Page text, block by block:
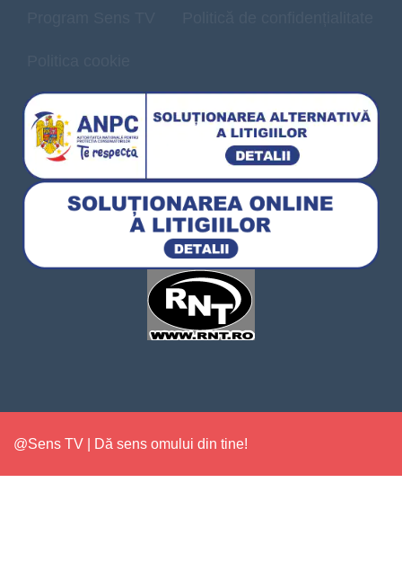
@Sens TV | Dă sens omului din tine!